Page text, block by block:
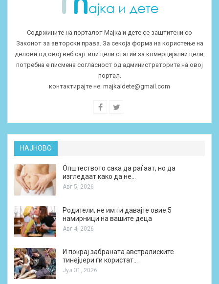
Содржините на порталот Мајка и дете се заштитени со
Законот за авторски права. За секоја форма на користење на
делови од овој веб сајт или цели статии за комерцијални цели,
потребна е писмена согласност од администраторите на овој
портал.
контактирајте не: majkaidete@gmail.com
НАЈНОВО
Општеството сака да раѓаат, но да
изгледаат како да не…
Авг 5, 2026
Родители, не им ги давајте овие 5
намирници на вашите деца
Авг 4, 2026
И покрај забраната австралиските
тинејџери ги користат…
Јул 31, 2026